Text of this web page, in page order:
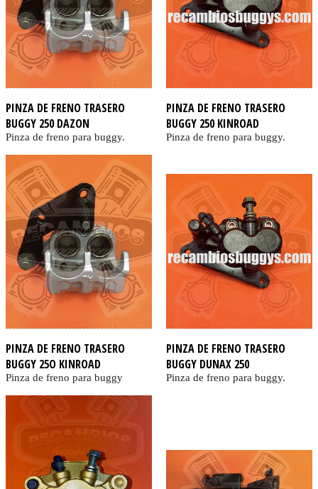
PINZA DE FRENO TRASERO
BUGGY 250 DAZON
Pinza de freno para buggy.
PINZA DE FRENO TRASERO
BUGGY 250 KINROAD
Pinza de freno para buggy.
PINZA DE FRENO TRASERO
BUGGY 25O KINROAD
Pinza de freno para buggy
PINZA DE FRENO TRASERO
BUGGY DUNAX 250
Pinza de freno para buggy.